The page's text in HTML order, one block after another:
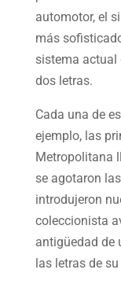
automotor, el
más
sistema actual
dos letras.
Cada una de
ejemplo, las
Metropolitana
se agotaron
introdujeron
coleccionista
antigüedad de
las letras de